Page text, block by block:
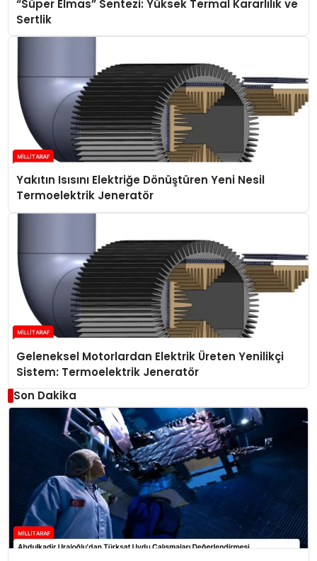
“Süper Elmas” Sentezi: Yüksek Termal Kararlılık ve
Sertlik
Yakıtın Isısını Elektriğe Dönüştüren Yeni Nesil
Termoelektrik Jeneratör
Geleneksel Motorlardan Elektrik Üreten Yenilikçi
Sistem: Termoelektrik Jeneratör
Son Dakika